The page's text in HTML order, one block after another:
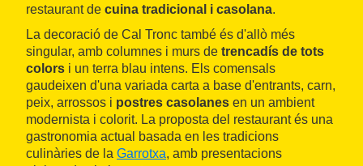
restaurant de cuina tradicional i casolana.
La decoració de Cal Tronc també és d'allò més
singular, amb columnes i murs de trencadís de tots
colors i un terra blau intens. Els comensals
gaudeixen d'una variada carta a base d'entrants, carn,
peix, arrossos i postres casolanes en un ambient
modernista i colorit. La proposta del restaurant és una
gastronomia actual basada en les tradicions
culinàries de la Garrotxa, amb presentacions